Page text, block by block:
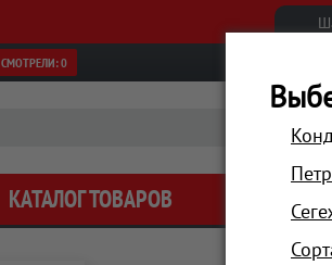
СМОТРЕЛИ:0
КАТАЛОГ ТОВАРОВ АКЦИИ